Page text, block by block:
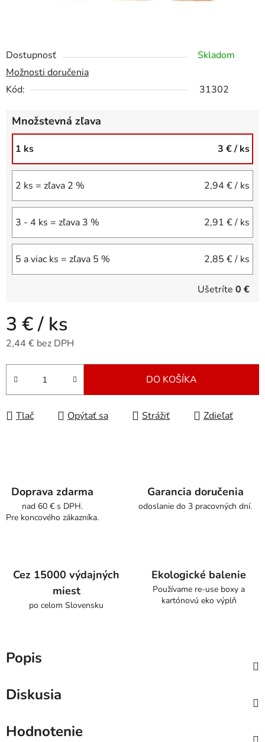
Dostupnosť
Skladom
Možnosti doručenia
Kód:
31302
Množstevná zľava
1 ks 3 €/ ks
2 ks = zľava 2 % 2,94 €/ ks
3 - 4 ks = zľava 3 % 2,91 €/ ks
5 a viac ks = zľava 5 % 2,85 €/ ks
Ušetríte 0 €
3 €/ ks
2,44 € bez DPH
Jednotková cena:
DO KOŠÍKA
Tlač Opýtať sa Strážiť Zdieľať
Doprava zdarma
nad 60 € s DPH.
Pre koncového zákazníka.
Garancia doručenia
odoslanie do 3 pracovných dní.
Cez 15000 výdajných
miest
po celom Slovensku
Ekologické balenie
Používame re-use boxy a
kartónovú eko výplň
Popis
Diskusia
Hodnotenie